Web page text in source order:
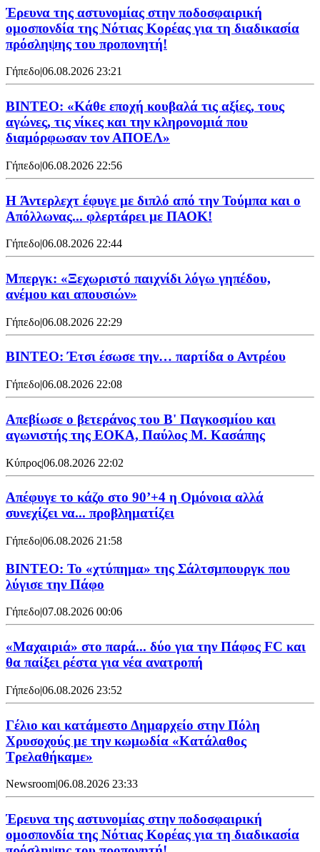
Έρευνα της αστυνομίας στην ποδοσφαιρική
ομοσπονδία της Νότιας Κορέας για τη διαδικασία
πρόσληψης του προπονητή!
Γήπεδο|06.08.2026 23:21
ΒΙΝΤΕΟ: «Κάθε εποχή κουβαλά τις αξίες, τους
αγώνες, τις νίκες και την κληρονομιά που
διαμόρφωσαν τον ΑΠΟΕΛ»
Γήπεδο|06.08.2026 22:56
H Άντερλεχτ έφυγε με διπλό από την Τούμπα και ο
Απόλλωνας... φλερτάρει με ΠΑΟΚ!
Γήπεδο|06.08.2026 22:44
Μπεργκ: «Ξεχωριστό παιχνίδι λόγω γηπέδου,
ανέμου και απουσιών»
Γήπεδο|06.08.2026 22:29
ΒΙΝΤΕΟ: Έτσι έσωσε την… παρτίδα ο Αντρέου
Γήπεδο|06.08.2026 22:08
Απεβίωσε ο βετεράνος του Β' Παγκοσμίου και
αγωνιστής της ΕΟΚΑ, Παύλος Μ. Κασάπης
Κύπρος|06.08.2026 22:02
Απέφυγε το κάζο στο 90’+4 η Ομόνοια αλλά
συνεχίζει να... προβληματίζει
Γήπεδο|06.08.2026 21:58
ΒΙΝΤΕΟ: Το «χτύπημα» της Σάλτσμπουργκ που
λύγισε την Πάφο
Γήπεδο|07.08.2026 00:06
«Μαχαιριά» στο παρά... δύο για την Πάφος FC και
θα παίξει ρέστα για νέα ανατροπή
Γήπεδο|06.08.2026 23:52
Γέλιο και κατάμεστο Δημαρχείο στην Πόλη
Χρυσοχούς με την κωμωδία «Κατάλαθος
Τρελαθήκαμε»
Newsroom|06.08.2026 23:33
Έρευνα της αστυνομίας στην ποδοσφαιρική
ομοσπονδία της Νότιας Κορέας για τη διαδικασία